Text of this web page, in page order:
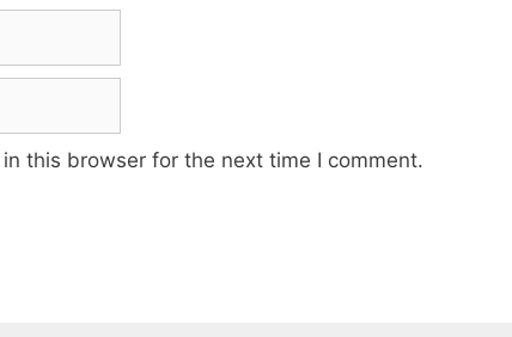
this browser for the next time I comment.